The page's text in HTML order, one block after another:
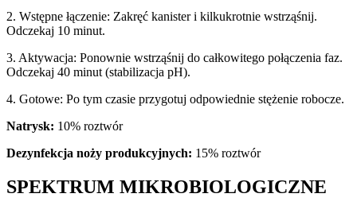
2. Wstępne łączenie: Zakręć kanister i kilkukrotnie wstrząśnij.
Odczekaj 10 minut.
3. Aktywacja: Ponownie wstrząśnij do całkowitego połączenia faz.
Odczekaj 40 minut (stabilizacja pH).
4. Gotowe: Po tym czasie przygotuj odpowiednie stężenie robocze.
Natrysk: 10% roztwór
Dezynfekcja noży produkcyjnych: 15% roztwór
SPEKTRUM MIKROBIOLOGICZNE